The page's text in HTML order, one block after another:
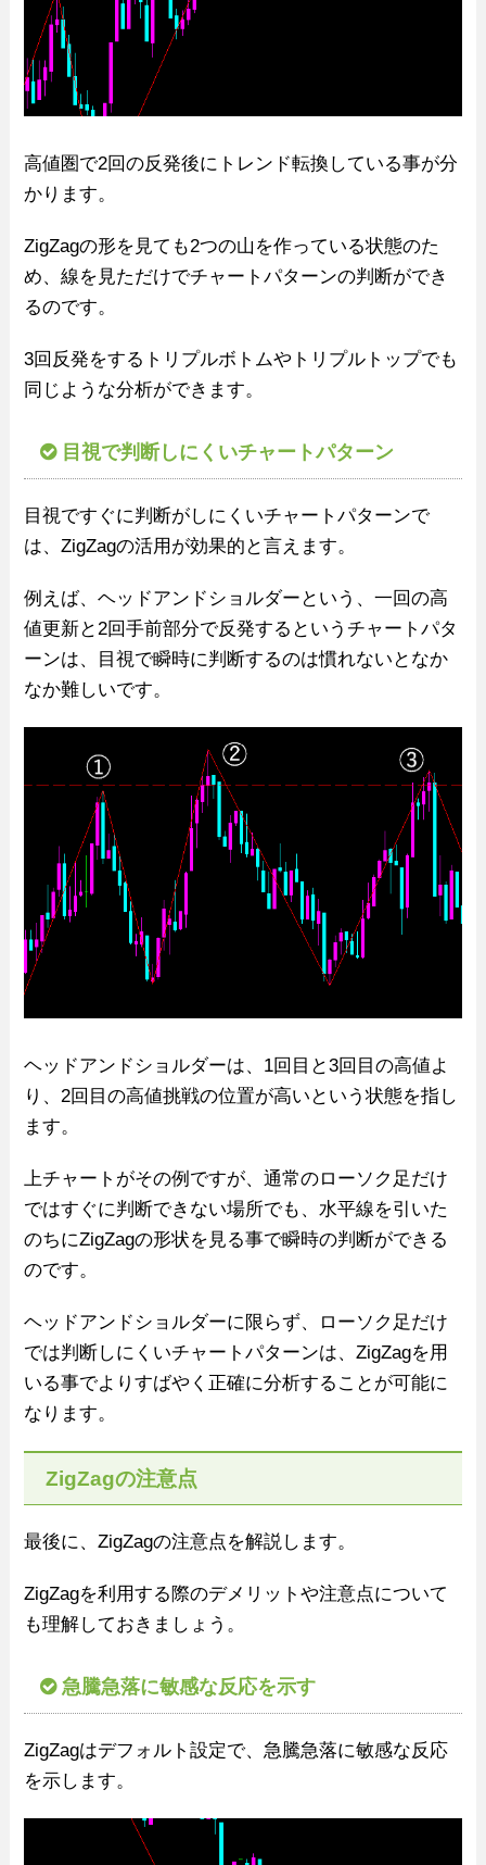
高値圏で2回の反発後にトレンド転換している事が分
かります。
ZigZagの形を見ても2つの山を作っている状態のた
め、線を見ただけでチャートパターンの判断ができ
るのです。
3回反発をするトリプルボトムやトリプルトップでも
同じような分析ができます。
目視で判断しにくいチャートパターン
目視ですぐに判断がしにくいチャートパターンで
は、ZigZagの活用が効果的と言えます。
例えば、ヘッドアンドショルダーという、一回の高
値更新と2回手前部分で反発するというチャートパタ
ーンは、目視で瞬時に判断するのは慣れないとなか
なか難しいです。
ヘッドアンドショルダーは、1回目と3回目の高値よ
り、2回目の高値挑戦の位置が高いという状態を指し
ます。
上チャートがその例ですが、通常のローソク足だけ
ではすぐに判断できない場所でも、水平線を引いた
のちにZigZagの形状を見る事で瞬時の判断ができる
のです。
ヘッドアンドショルダーに限らず、ローソク足だけ
では判断しにくいチャートパターンは、ZigZagを用
いる事でよりすばやく正確に分析することが可能に
なります。
ZigZagの注意点
最後に、ZigZagの注意点を解説します。
ZigZagを利用する際のデメリットや注意点について
も理解しておきましょう。
急騰急落に敏感な反応を示す
ZigZagはデフォルト設定で、急騰急落に敏感な反応
を示します。